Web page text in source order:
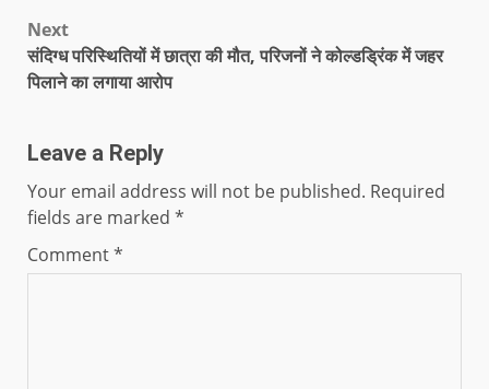
Next
संदिग्ध परिस्थितियों में छात्रा की मौत, परिजनों ने कोल्डड्रिंक में जहर
पिलाने का लगाया आरोप
Leave a Reply
Your email address will not be published. Required
fields are marked *
Comment*